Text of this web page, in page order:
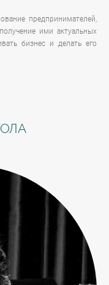
предпринимателей,
ими актуальных
бизнес и делать его